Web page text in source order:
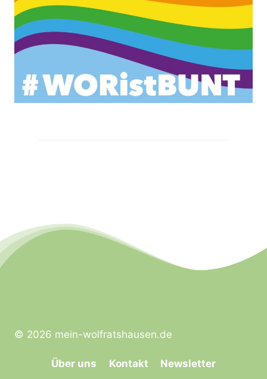
© 2026 mein-wolfratshausen.de
Über uns Kontakt Newsletter